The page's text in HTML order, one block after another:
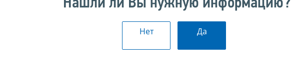
Нашли ли Вы нужную информацию?
Нет Да